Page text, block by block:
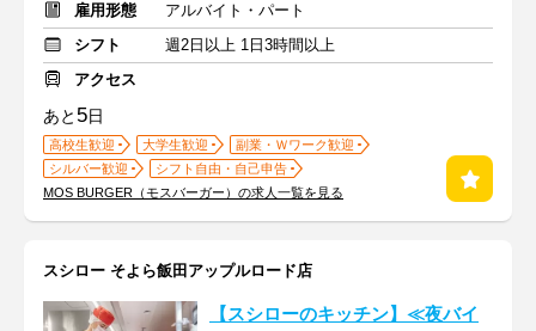
雇用形態
アルバイト・パート
シフト
週2日以上 1日3時間以上
アクセス
あと 5日
高校生歓迎 大学生歓迎
副業・Ｗワーク歓迎
シルバー歓迎
シフト自由・自己申告
MOS BURGER（モスバーガー）の求人一覧を見る
スシロー そよら飯田アップルロード店
【スシローのキッチン】≪夜バイ